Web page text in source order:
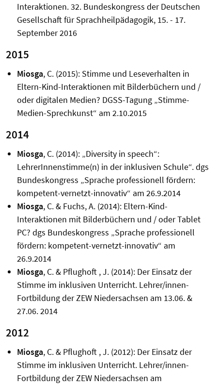
Interaktionen. 32. Bundeskongress der Deutschen
Gesellschaft für Sprachheilpädagogik, 15. - 17.
September 2016
2015
Miosga, C. (2015): Stimme und Leseverhalten in
Eltern-Kind-Interaktionen mit Bilderbüchern und /
oder digitalen Medien? DGSS-Tagung „Stimme-
Medien-Sprechkunst“ am 2.10.2015
2014
Miosga, C. (2014): „Diversity in speech“:
LehrerInnenstimme(n) in der inklusiven Schule“. dgs
Bundeskongress „Sprache professionell fördern:
kompetent-vernetzt-innovativ“ am 26.9.2014
Miosga, C. & Fuchs, A. (2014): Eltern-Kind-
Interaktionen mit Bilderbüchern und / oder Tablet
PC? dgs Bundeskongress „Sprache professionell
fördern: kompetent-vernetzt-innovativ“ am
26.9.2014
Miosga, C. & Pflughoft , J. (2014): Der Einsatz der
Stimme im inklusiven Unterricht. Lehrer/innen-
Fortbildung der ZEW Niedersachsen am 13.06. &
27.06. 2014
2012
Miosga, C. & Pflughoft , J. (2012): Der Einsatz der
Stimme im inklusiven Unterricht. Lehrer/innen-
Fortbildung der ZEW Niedersachsen am